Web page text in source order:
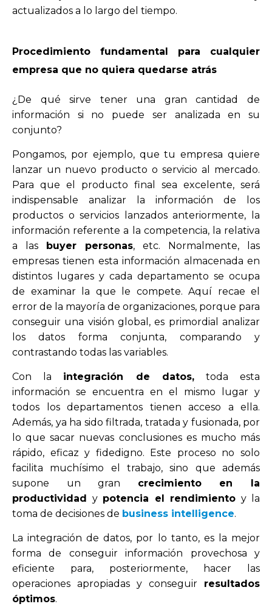
actualizados a lo largo del tiempo.
Procedimiento fundamental para cualquier
empresa que no quiera quedarse atrás
¿De qué sirve tener una gran cantidad de
información si no puede ser analizada en su
conjunto?
Pongamos, por ejemplo, que tu empresa quiere
lanzar un nuevo producto o servicio al mercado.
Para que el producto final sea excelente, será
indispensable analizar la información de los
productos o servicios lanzados anteriormente, la
información referente a la competencia, la relativa
a las buyer personas, etc. Normalmente, las
empresas tienen esta información almacenada en
distintos lugares y cada departamento se ocupa
de examinar la que le compete. Aquí recae el
error de la mayoría de organizaciones, porque para
conseguir una visión global, es primordial analizar
los datos forma conjunta, comparando y
contrastando todas las variables.
Con la integración de datos,toda esta
información se encuentra en el mismo lugar y
todos los departamentos tienen acceso a ella.
Además, ya ha sido filtrada, tratada y fusionada, por
lo que sacar nuevas conclusiones es mucho más
rápido, eficaz y fidedigno. Este proceso no solo
facilita muchísimo el trabajo, sino que además
supone un gran crecimiento en la
productividad y potencia el rendimiento y la
toma de decisiones de business intelligence.
La integración de datos, por lo tanto, es la mejor
forma de conseguir información provechosa y
eficiente para, posteriormente, hacer las
operaciones apropiadas y conseguir resultados
óptimos.